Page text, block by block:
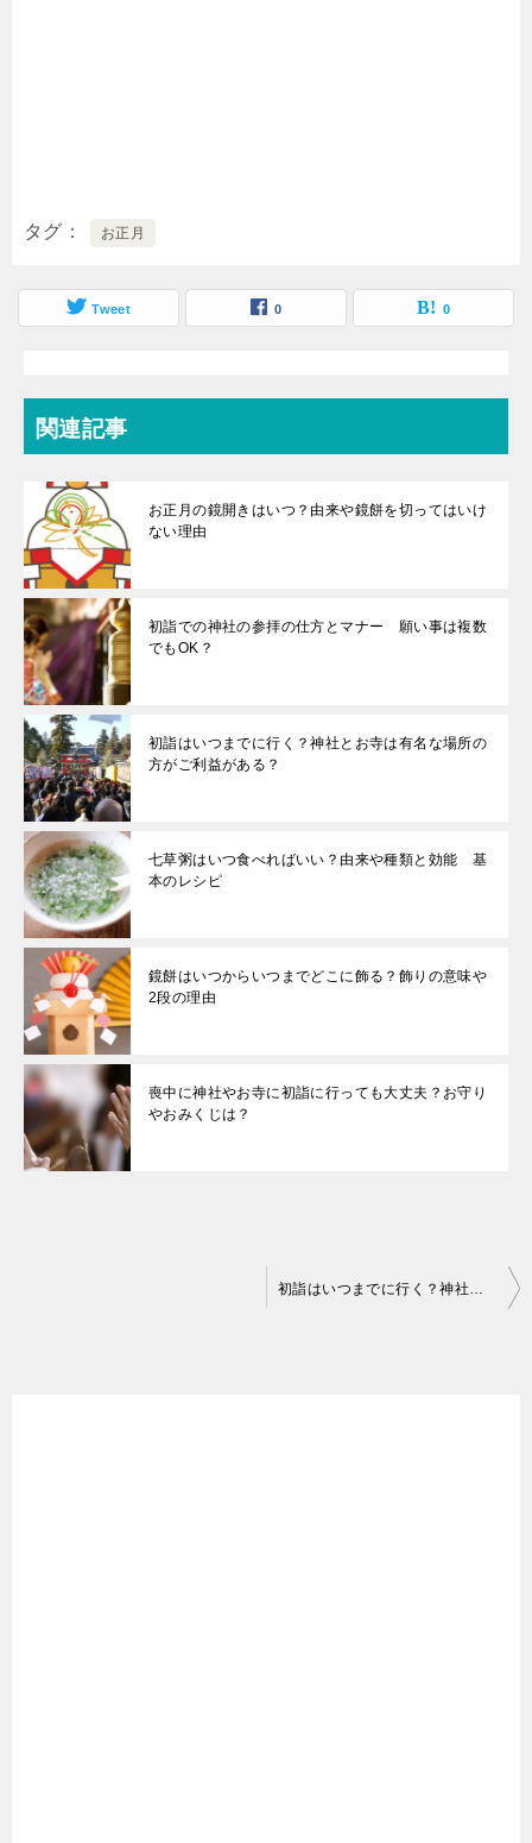
タグ お正月
Tweet 0 0
関連記事
お正月の鏡開きはいつ？由来や鏡餅を切ってはいけ
ない理由
初詣での神社の参拝の仕方とマナー 願い事は複数
でもOK？
初詣はいつまでに行く？神社とお寺は有名な場所の
方がご利益がある？
七草粥はいつ食べればいい？由来や種類と効能 基
本のレシピ
鏡餅はいつからいつまでどこに飾る？飾りの意味や
2段の理由
喪中に神社やお寺に初詣に行っても大丈夫？お守り
やおみくじは？
初詣はいつまでに行く？神社とお寺は有名な場所の方がご利益がある？